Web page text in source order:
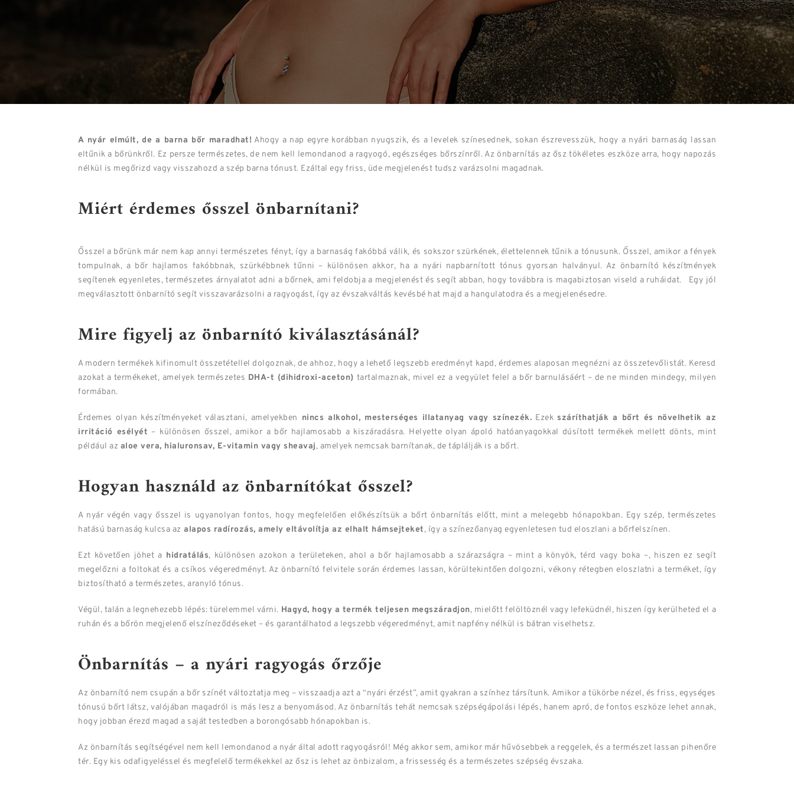
A nyár elmúlt, de a barna bőr maradhat! Ahogy a nap egyre korábban nyugszik, és a levelek színesednek, sokan észrevesszük, hogy a nyári barnaság lassan
eltűnik a bőrünkről. Ez persze természetes, de nem kell lemondanod a ragyogó, egészséges bőrszínről. Az önbarnítás az ősz tökéletes eszköze arra, hogy napozás
nélkül is megőrizd vagy visszahozd a szép barna tónust. Ezáltal egy friss, üde megjelenést tudsz varázsolni magadnak.
Miért érdemes ősszel önbarnítani?
Ősszel a bőrünk már nem kap annyi természetes fényt, így a barnaság fakóbbá válik, és sokszor szürkének, élettelennek tűnik a tónusunk. Ősszel, amikor a fények
tompulnak, a bőr hajlamos fakóbbnak, szürkébbnek tűnni – különösen akkor, ha a nyári napbarnított tónus gyorsan halványul. Az önbarnító készítmények
segítenek egyenletes, természetes árnyalatot adni a bőrnek, ami feldobja a megjelenést és segít abban, hogy továbbra is magabiztosan viseld a ruháidat. Egy jól
megválasztott önbarnító segít visszavarázsolni a ragyogást, így az évszakváltás kevésbé hat majd a hangulatodra és a megjelenésedre.
Mire figyelj az önbarnító kiválasztásánál?
A modern termékek kifinomult összetétellel dolgoznak, de ahhoz, hogy a lehető legszebb eredményt kapd, érdemes alaposan megnézni az összetevőlistát. Keresd
azokat a termékeket, amelyek természetes DHA-t (dihidroxi-aceton) tartalmaznak, mivel ez a vegyület felel a bőr barnulásáért – de ne minden mindegy, milyen
formában.
Érdemes olyan készítményeket választani, amelyekben nincs alkohol, mesterséges illatanyag vagy színezék. Ezek száríthatják a bőrt és növelhetik az
irritáció esélyét – különösen ősszel, amikor a bőr hajlamosabb a kiszáradásra. Helyette olyan ápoló hatóanyagokkal dúsított termékek mellett dönts, mint
például az aloe vera, hialuronsav, E-vitamin vagy sheavaj, amelyek nemcsak barnítanak, de táplálják is a bőrt.
Hogyan használd az önbarnítókat ősszel?
A nyár végén vagy ősszel is ugyanolyan fontos, hogy megfelelően előkészítsük a bőrt önbarnítás előtt, mint a melegebb hónapokban. Egy szép, természetes
hatású barnaság kulcsa az alapos radírozás, amely eltávolítja az elhalt hámsejteket, így a színezőanyag egyenletesen tud eloszlani a bőrfelszínen.
Ezt követően jöhet a hidratálás, különösen azokon a területeken, ahol a bőr hajlamosabb a szárazságra – mint a könyök, térd vagy boka –, hiszen ez segít
megelőzni a foltokat és a csíkos végeredményt. Az önbarnító felvitele során érdemes lassan, körültekintően dolgozni, vékony rétegben eloszlatni a terméket, így
biztosítható a természetes, aranyló tónus.
Végül, talán a legnehezebb lépés: türelemmel várni. Hagyd, hogy a termék teljesen megszáradjon, mielőtt felöltöznél vagy lefeküdnél, hiszen így kerülheted el a
ruhán és a bőrön megjelenő elszíneződéseket – és garantálhatod a legszebb végeredményt, amit napfény nélkül is bátran viselhetsz.
Önbarnítás – a nyári ragyogás őrzője
Az önbarnító nem csupán a bőr színét változtatja meg – visszaadja azt a “nyári érzést”, amit gyakran a színhez társítunk. Amikor a tükörbe nézel, és friss, egységes
tónusú bőrt látsz, valójában magadról is más lesz a benyomásod. Az önbarnítás tehát nemcsak szépségápolási lépés, hanem apró, de fontos eszköze lehet annak,
hogy jobban érezd magad a saját testedben a borongósabb hónapokban is.
Az önbarnítás segítségével nem kell lemondanod a nyár által adott ragyogásról! Még akkor sem, amikor már hűvösebbek a reggelek, és a természet lassan pihenőre
tér. Egy kis odafigyeléssel és megfelelő termékekkel az ősz is lehet az önbizalom, a frissesség és a természetes szépség évszaka.